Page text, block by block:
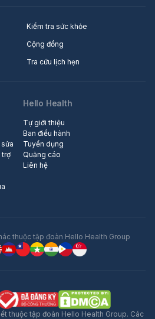
Kiểm tra sức khỏe
Cộng đồng
Tra cứu lịch hẹn
trợ
Hello Health
Tự giới thiệu
Ban điều hành
Tuyển dụng
Quảng cáo
Liên hệ
thuộc tập đoàn Hello Health Group
thuộc tập đoàn Hello Health Group. Các